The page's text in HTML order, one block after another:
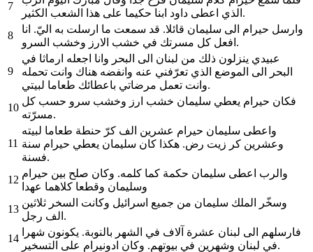
7
الذي اعطى داود ابنا حكيما على هذا الشعب الكثير.
8
وارسل حيرام الى سليمان قائلا. قد سمعت ما ارسلت به اليّ. انا
افعل كل مسرتك في خشب الارز وخشب السرو.
9
عبيدي ينزلون ذلك من لبنان الى البحر وانا اجعله ارماثا في
البحر الى الموضع الذي تعرّفني عنه وانفضه هناك وانت تحمله
وانت تعمل مرضاتي باعطائك طعاما لبيتي.
10
فكان حيرام يعطي سليمان خشب ارز وخشب سرو حسب كل
مسرّته.
11
واعطى سليمان حيرام عشرين الف كرّ حنطة طعاما لبيته
وعشرين كر زيت رض. هكذا كان سليمان يعطي حيرام سنة
فسنة.
12
والرب اعطى سليمان حكمة كما كلمه. وكان صلح بين حيرام
وسليمان وقطعا كلاهما عهدا
13
وسخّر الملك سليمان من جميع اسرائيل وكانت السخر ثلاثين
الف رجل.
14
فارسلهم الى لبنان عشرة آلاف في الشهر بالنوبة. يكونون شهرا
في لبنان وشهرين في بيوتهم. وكان ادونيرام على التسخير.